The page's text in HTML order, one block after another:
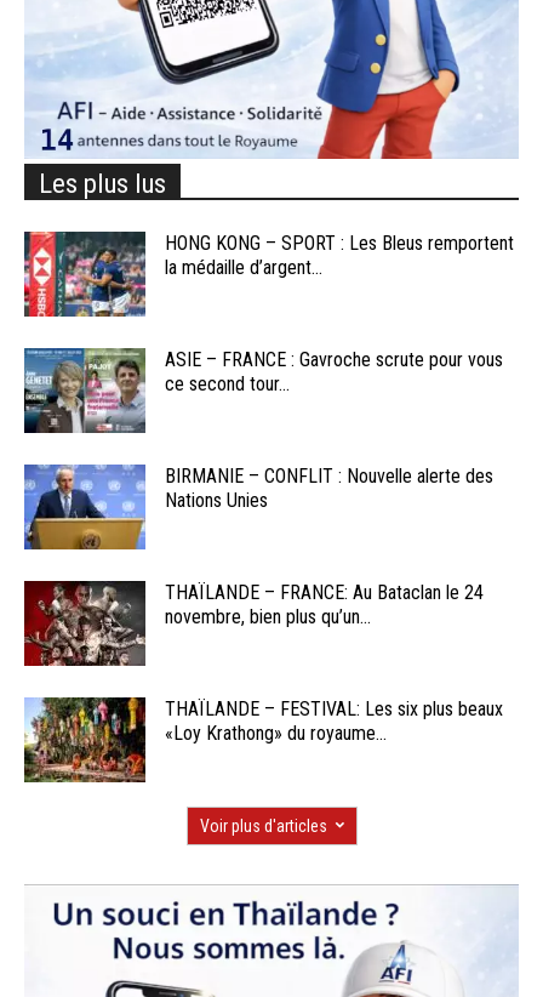
Les plus lus
HONG KONG – SPORT : Les Bleus remportent
la médaille d’argent...
ASIE – FRANCE : Gavroche scrute pour vous
ce second tour...
BIRMANIE – CONFLIT : Nouvelle alerte des
Nations Unies
THAÏLANDE – FRANCE: Au Bataclan le 24
novembre, bien plus qu’un...
THAÏLANDE – FESTIVAL: Les six plus beaux
«Loy Krathong» du royaume...
Voir plus d'articles